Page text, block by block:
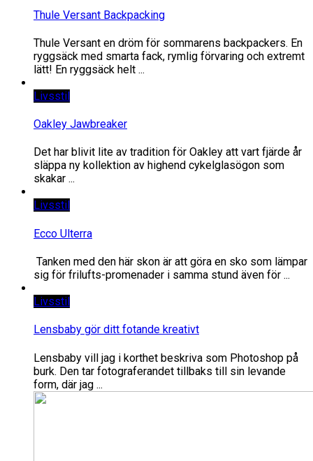
Thule Versant Backpacking
Thule Versant en dröm för sommarens backpackers. En
ryggsäck med smarta fack, rymlig förvaring och extremt
lätt! En ryggsäck helt ...
Livsstil
Oakley Jawbreaker
Det har blivit lite av tradition för Oakley att vart fjärde år
släppa ny kollektion av highend cykelglasögon som
skakar ...
Livsstil
Ecco Ulterra
Tanken med den här skon är att göra en sko som lämpar
sig för frilufts-promenader i samma stund även för ...
Livsstil
Lensbaby gör ditt fotande kreativt
Lensbaby vill jag i korthet beskriva som Photoshop på
burk. Den tar fotograferandet tillbaks till sin levande
form, där jag ...